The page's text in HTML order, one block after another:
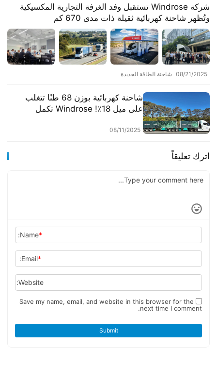
شركة Windrose تستقبل وفد الغرفة التجارية المكسيكية
وتُظهر شاحنة كهربائية ثقيلة ذات مدى 670 كم
08/21/2025 شاحنة الطاقة الجديدة
شاحنة كهربائية بوزن 68 طنًا تتغلب
على ميل 18٪! Windrose تكمل
الاختبارات في أستراليا
08/11/2025
اترك تعليقاً
*
Name:
*
Email:
Website:
Save my name, email, and website in this browser for the
next time I comment.
Submit